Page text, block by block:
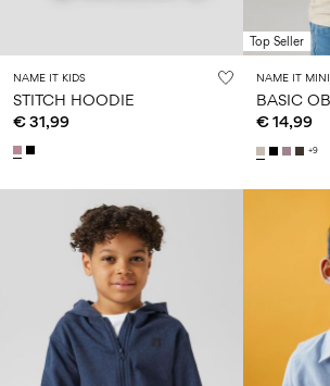
NAME IT KIDS
STITCH HOODIE
€ 31,99
Top Seller
NAME IT MINI
€ 14,99
+9